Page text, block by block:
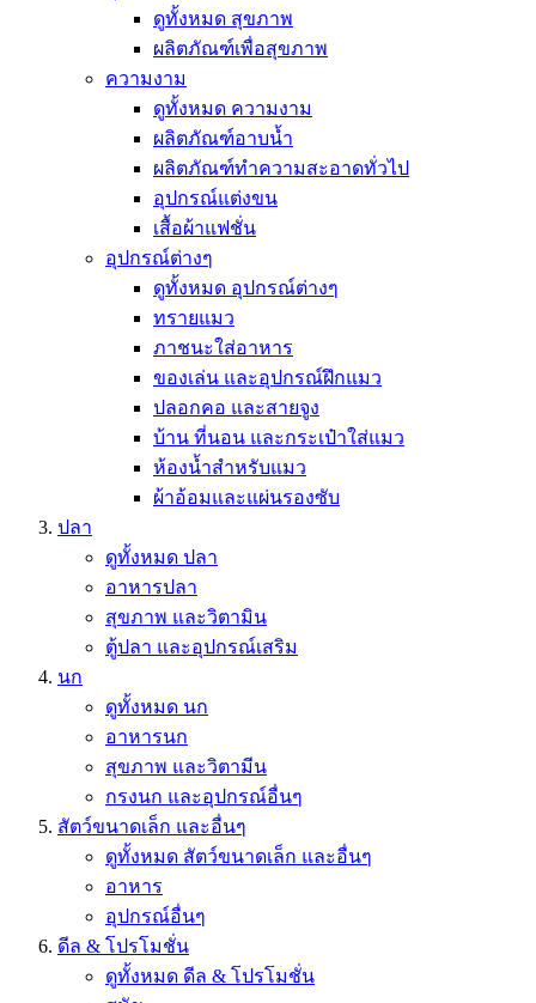
ดูทั้งหมด สุขภาพ
ผลิตภัณฑ์เพื่อสุขภาพ
ความงาม
ดูทั้งหมด ความงาม
ผลิตภัณฑ์อาบน้ำ
ผลิตภัณฑ์ทำความสะอาดทั่วไป
อุปกรณ์แต่งขน
เสื้อผ้าแฟชั่น
อุปกรณ์ต่างๆ
ดูทั้งหมด อุปกรณ์ต่างๆ
ทรายแมว
ภาชนะใส่อาหาร
ของเล่น และอุปกรณ์ฝึกแมว
ปลอกคอ และสายจูง
บ้าน ที่นอน และกระเป๋าใส่แมว
ห้องน้ำสำหรับแมว
ผ้าอ้อมและแผ่นรองซับ
ปลา
ดูทั้งหมด ปลา
อาหารปลา
สุขภาพ และวิตามิน
ตู้ปลา และอุปกรณ์เสริม
นก
ดูทั้งหมด นก
อาหารนก
สุขภาพ และวิตามีน
กรงนก และอุปกรณ์อื่นๆ
สัตว์ขนาดเล็ก และอื่นๆ
ดูทั้งหมด สัตว์ขนาดเล็ก และอื่นๆ
อาหาร
อุปกรณ์อื่นๆ
ดีล & โปรโมชั่น
ดูทั้งหมด ดีล & โปรโมชั่น